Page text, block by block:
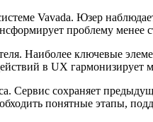
Vavada. Юзер
проблему
Наиболее ключевые
в UX
Сервис сохраняет
понятные этапы,